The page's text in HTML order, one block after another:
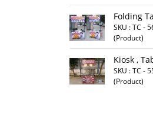
Folding
SKU : TC -
(Product)
Kiosk ,
SKU : TC -
(Product)